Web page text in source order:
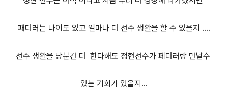
패더러는 나이도 있고 얼마나 더 선수 생활을 할 수 있을지 ....
선수 생활을 당분간 더 한다해도 정현선수가 페더러랑 만날수
있는 기회가 있을지...